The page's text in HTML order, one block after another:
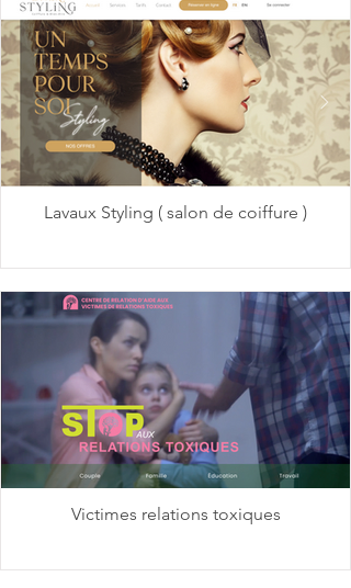
Lavaux Styling ( salon de coiffure )
Victimes relations toxiques